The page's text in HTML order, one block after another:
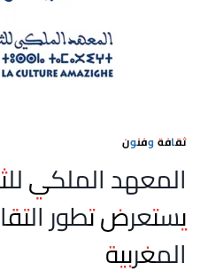
ثقافة وفنون
المعهد الملكي
يستعرض تطور
المغربية